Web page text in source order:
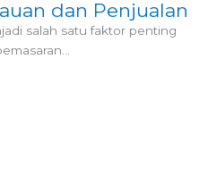
dan Penjualan
salah satu faktor penting